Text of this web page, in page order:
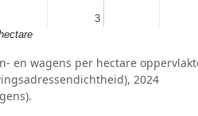
3
3
en wagens per hectare
2024